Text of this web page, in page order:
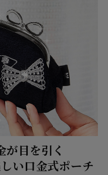
が目を引く
い口金式ポーチ